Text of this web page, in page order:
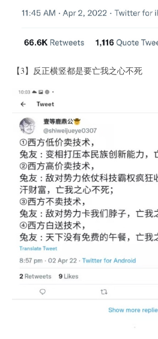
【3】反正横竖都是要亡我之心不死